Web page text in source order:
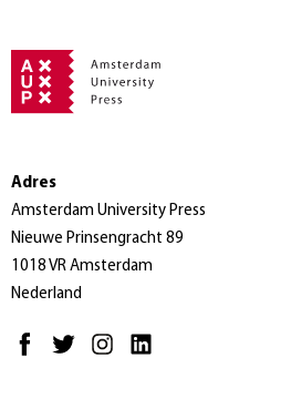
Adres
Amsterdam University Press
Nieuwe Prinsengracht 89
1018 VR Amsterdam
Nederland